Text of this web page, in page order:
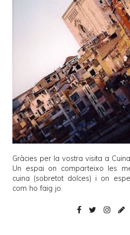
Gràcies per la vostra visita a
Un espai on comparteixo les
cuina (sobretot dolces) i on
com ho faig jo.